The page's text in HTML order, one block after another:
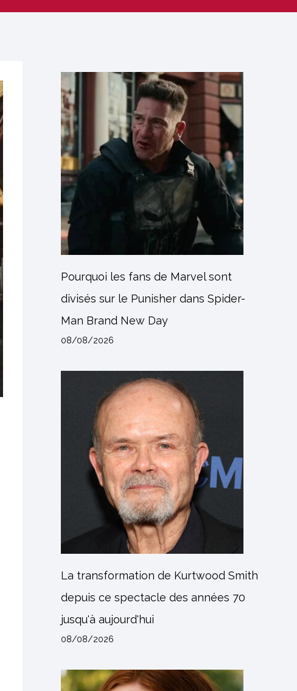
Pourquoi les fans de Marvel sont
divisés sur le Punisher dans Spider-
Man Brand New Day
08/08/2026
La transformation de Kurtwood Smith
depuis ce spectacle des années 70
jusqu'à aujourd'hui
08/08/2026